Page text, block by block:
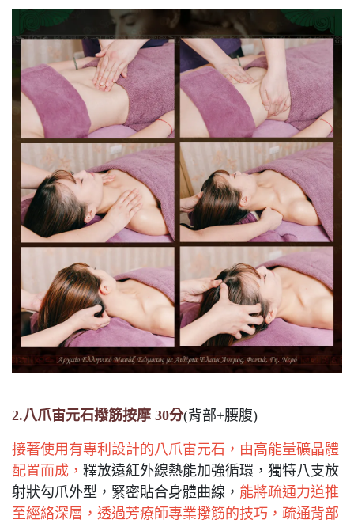
2.八爪宙元石撥筋按摩 30分(背部+腰腹)
接著使用有專利設計的八爪宙元石，由高能量礦晶體
配置而成， 釋放遠紅外線熱能加強循環，獨特八支放
射狀勾爪外型，緊密貼合身體曲線， 能將疏通力道推
至經絡深層，透過芳療師專業撥筋的技巧，疏通背部